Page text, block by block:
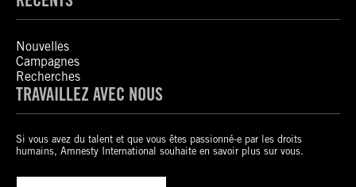
Nouvelles
Campagnes
Recherches
TRAVAILLEZ AVEC NOUS
Si vous avez du talent et que vous êtes passionné-e par les droits
humains, Amnesty International souhaite en savoir plus sur vous.